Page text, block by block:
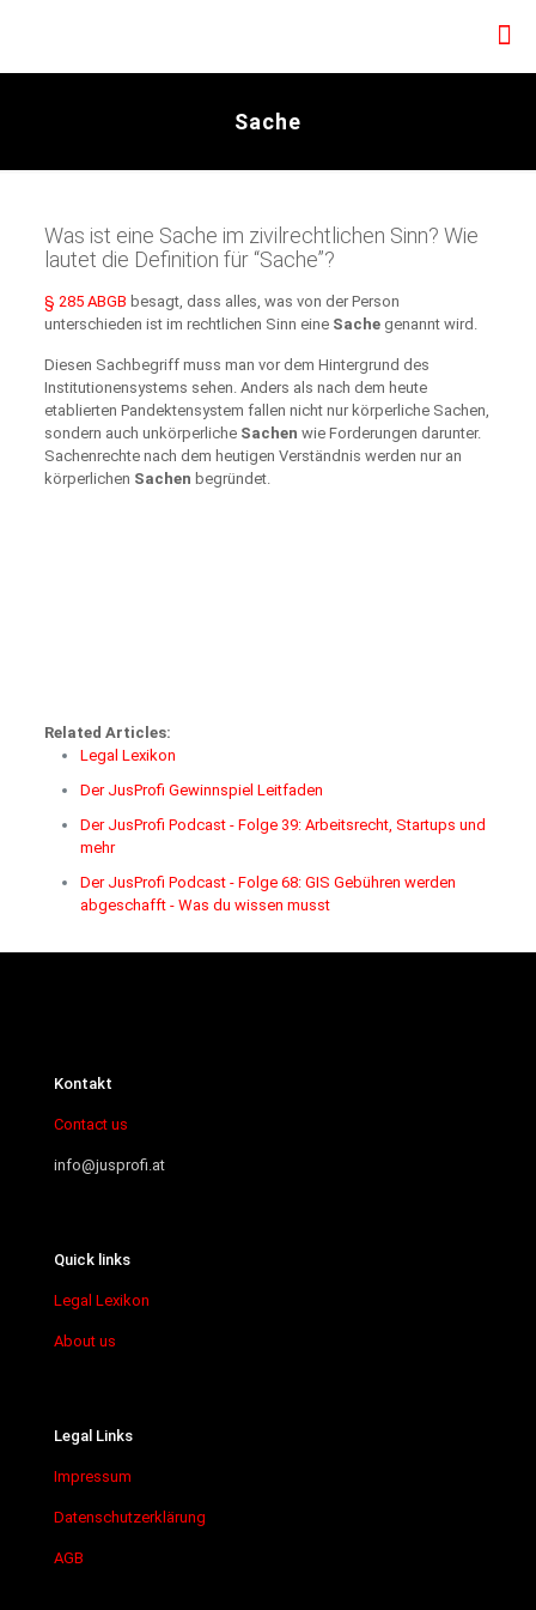
Sache
Was ist eine Sache im zivilrechtlichen Sinn? Wie
lautet die Definition für “Sache”?
§ 285 ABGB besagt, dass alles, was von der Person
unterschieden ist im rechtlichen Sinn eine Sachegenannt wird.
Diesen Sachbegriff muss man vor dem Hintergrund des
Institutionensystems sehen. Anders als nach dem heute
etablierten Pandektensystem fallen nicht nur körperliche Sachen,
sondern auch unkörperliche Sachen wie Forderungen darunter.
Sachenrechte nach dem heutigen Verständnis werden nur an
körperlichen Sachen begründet.
Related Articles:
Legal Lexikon
Der JusProfi Gewinnspiel Leitfaden
Der JusProfi Podcast - Folge 39: Arbeitsrecht, Startups und
mehr
Der JusProfi Podcast - Folge 68: GIS Gebühren werden
abgeschafft - Was du wissen musst
Kontakt
Contact us
info@jusprofi.at
Quick links
Legal Lexikon
About us
Legal Links
Impressum
Datenschutzerklärung
AGB